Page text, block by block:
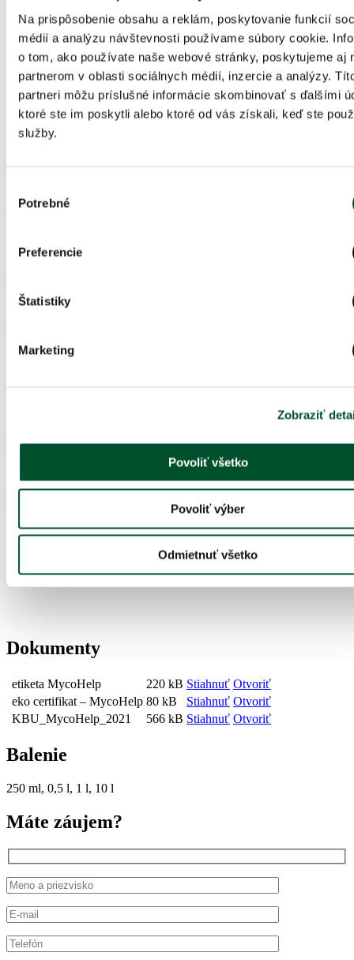
Na prispôsobenie obsahu a reklám, poskytovanie funkcií
médií a analýzu návštevnosti používame súbory cookie.
o tom, ako používate naše webové stránky, poskytujeme aj
partnerom v oblasti sociálnych médií, inzercie a analýzy.
partneri môžu príslušné informácie skombinovať s ďalšími
ktoré ste im poskytli alebo ktoré od vás získali, keď ste
služby.
súhlasu
Potrebné
Preferencie
Štatistiky
Marketing
Zobraziť
Povoliť všetko
Povoliť výber
Odmietnuť všetko
Technické
plodiny
1,0 – 3,0 10 – 20 — 1,0 – 2,5
Zelenina 1,0 – 3,0 10 – 25 0,2 – 0,5 5 – 15 1,0 – 3,0 *
Ovocie — — 0,4 – 0,7 10 – 20
1,0 – 3,0
Drobné
ovocie
*
skleníkoch: 3,0 – 5,0 l/ha
Zloženie
roduTrichoderma
Bacillus subtilis
Biologicky aktívne metabolity prítomných mikroorganizmov
Počet životaschopných buniek :
viac ako (0,5 – 1,5)x10⁹ CFU/ml
Izoláty baktérii a húb z laborátória BTU-CENTER.
Dokumenty
etiketa MycoHelp 220 kB Stiahnuť Otvoriť
eko certifikat – MycoHelp 80 kB Stiahnuť Otvoriť
KBU_MycoHelp_2021
566 kB Stiahnuť Otvoriť
Balenie
250 ml, 0,5 l, 1 l, 10 l
Máte záujem?